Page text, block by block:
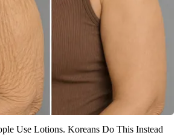
Use Lotions. Koreans Do This Instead